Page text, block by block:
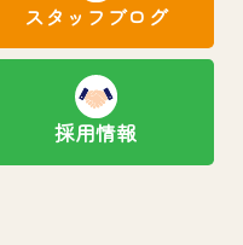
スタッフブログ
採用情報